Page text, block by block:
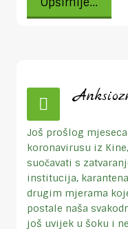
Još prošlog
koronavirusu iz
suočavati s
institucija,
drugim mjerama
postale naša
još uvijek u šoku i